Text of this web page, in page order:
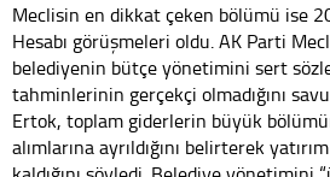
Meclisin en dikkat çeken bölümü ise
Hesabı görüşmeleri oldu. AK Parti
belediyenin bütçe yönetimini sert
tahminlerinin gerçekçi olmadığını
Ertok, toplam giderlerin büyük
alımlarına ayrıldığını belirterek